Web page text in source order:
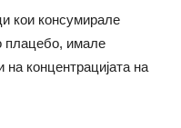
кои консумирале
плацебо, имале
концентрацијата на